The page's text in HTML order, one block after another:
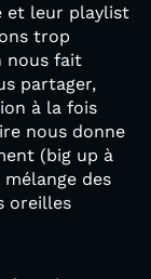
et leur playlist
trop
nous fait
partager,
à la fois
nous donne
(big up à
des
oreilles